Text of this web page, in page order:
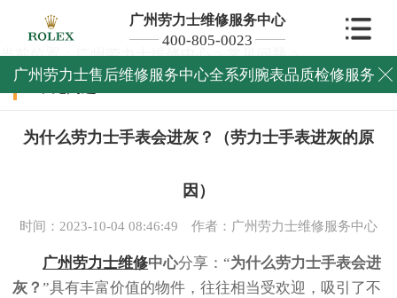
广州劳力士维修服务中心
400-805-0023
广州劳力士售后维修服务中心全系列腕表品质检修服务 
当前位置：广州劳力士维修中心>常见问题>
常见问题
为什么劳力士手表会进灰？（劳力士手表进灰的原
因）
时间：2023-10-04 08:46:49 作者：广州劳力士维修服务中心
广州劳力士维修中心分享：“为什么劳力士手表会进
灰？ ”具有丰富价值的物件，往往相当受欢迎，吸引了不